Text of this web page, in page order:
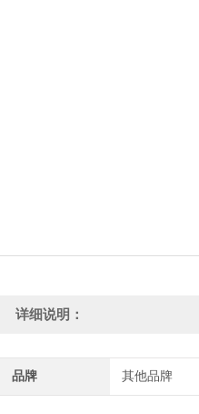
详细说明：
品牌 其他品牌